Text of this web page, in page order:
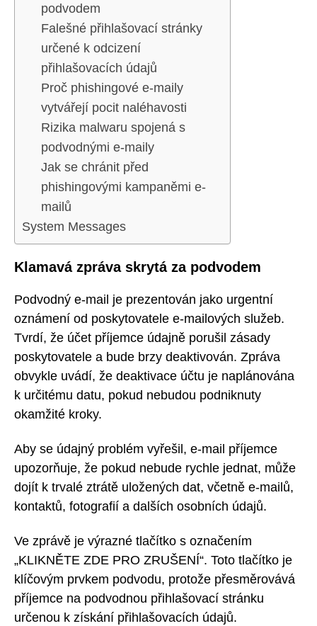
podvodem
Falešné přihlašovací stránky
určené k odcizení
přihlašovacích údajů
Proč phishingové e-maily
vytvářejí pocit naléhavosti
Rizika malwaru spojená s
podvodnými e-maily
Jak se chránit před
phishingovými kampaněmi e-
mailů
System Messages
Klamavá zpráva skrytá za podvodem
Podvodný e-mail je prezentován jako urgentní
oznámení od poskytovatele e-mailových služeb.
Tvrdí, že účet příjemce údajně porušil zásady
poskytovatele a bude brzy deaktivován. Zpráva
obvykle uvádí, že deaktivace účtu je naplánována
k určitému datu, pokud nebudou podniknuty
okamžité kroky.
Aby se údajný problém vyřešil, e-mail příjemce
upozorňuje, že pokud nebude rychle jednat, může
dojít k trvalé ztrátě uložených dat, včetně e-mailů,
kontaktů, fotografií a dalších osobních údajů.
Ve zprávě je výrazné tlačítko s označením
„KLIKNĚTE ZDE PRO ZRUŠENÍ“. Toto tlačítko je
klíčovým prvkem podvodu, protože přesměrovává
příjemce na podvodnou přihlašovací stránku
určenou k získání přihlašovacích údajů.